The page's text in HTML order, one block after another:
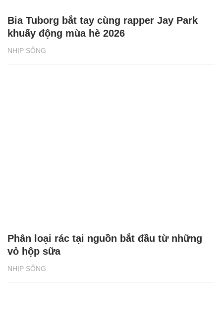
NHỊP SỐNG
Bia Tuborg bắt tay cùng rapper Jay Park
khuấy động mùa hè 2026
NHỊP SỐNG
Phân loại rác tại nguồn bắt đầu từ những
vỏ hộp sữa